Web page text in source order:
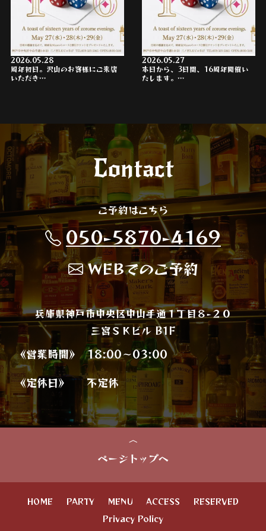
2026.05.28
周年初日。沢山のお客様にご来店
いただき…
2026.05.27
本日から、3日間、16周年開催い
たします。…
Contact
ご予約はこちら
050-5870-4169
WEBでのご予約
兵庫県神戸市中央区中山手通１丁目８−２０
三宮ＳＫビル B1F
《営業時間》
18:00～03:00
《定休日》 不定休
ページトップへ
HOME PARTY MENU ACCESS
RESERVED
Privacy Policy